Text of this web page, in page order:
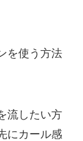
を使う方法
流したい方
にカール感